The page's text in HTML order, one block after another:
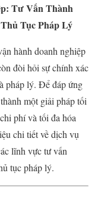
Tư Vấn Thành
Tục Pháp Lý
hành doanh nghiệp
đòi hỏi sự chính xác
pháp lý. Để đáp ứng
một giải pháp tối
phí và tối đa hóa
chi tiết về dịch vụ
lĩnh vực tư vấn
tục pháp lý.